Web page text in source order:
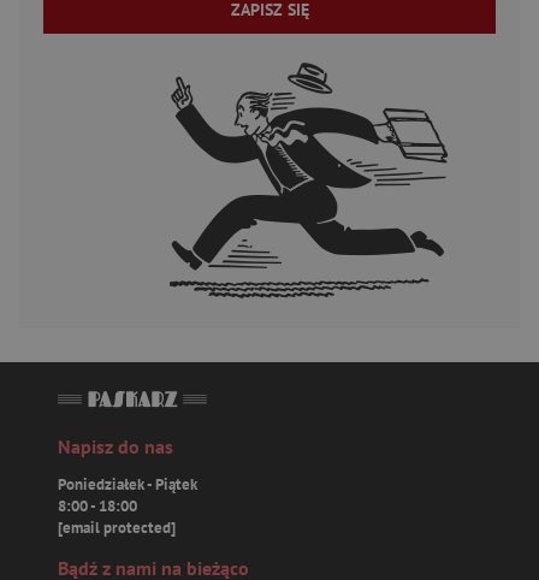
ZAPISZ SIĘ
Napisz do nas
Poniedziałek - Piątek
8:00 - 18:00
[email protected]
Bądź z nami na bieżąco